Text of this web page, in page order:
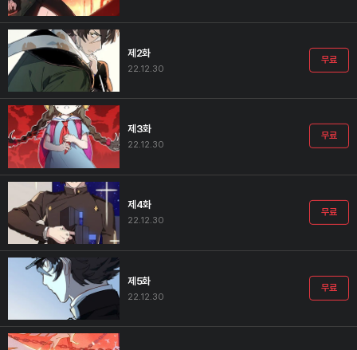
제2화
22.12.30
무료
제3화
22.12.30
무료
제4화
22.12.30
무료
제5화
22.12.30
무료